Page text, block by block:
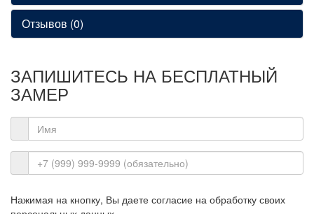
Отзывов (0)
ЗАПИШИТЕСЬ НА БЕСПЛАТНЫЙ
ЗАМЕР
Нажимая на кнопку, Вы даете согласие на обработку своих